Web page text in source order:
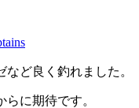
ど良く釣れました。
に期待です。